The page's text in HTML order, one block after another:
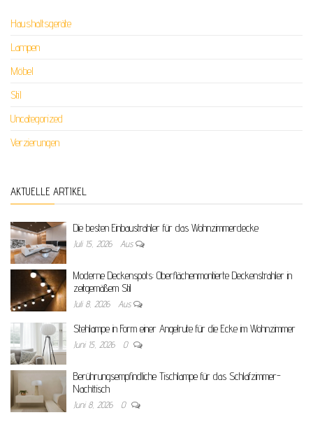
Haushaltsgeräte
Lampen
Möbel
Stil
Uncategorized
Verzierungen
AKTUELLE ARTIKEL
Die besten Einbaustrahler für das Wohnzimmerdecke
Juli 15, 2026 Aus
Moderne Deckenspots: Oberflächenmontierte Deckenstrahler in
zeitgemäßem Stil
Juli 8, 2026 Aus
Stehlampe in Form einer Angelrute für die Ecke im Wohnzimmer
Juni 15, 2026 0
Berührungsempfindliche Tischlampe für das Schlafzimmer-
Nachttisch
Juni 8, 2026 0